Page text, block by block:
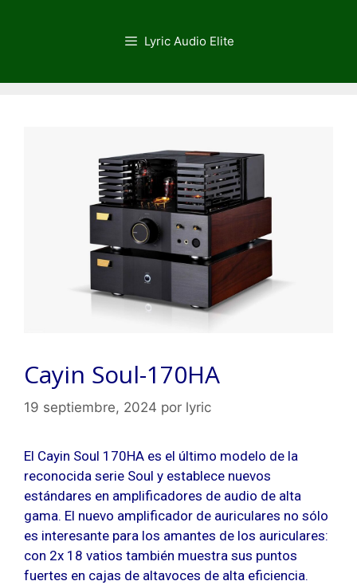
Lyric Audio Elite
Cayin Soul-170HA
19 septiembre, 2024 por lyric
El Cayin Soul 170HA es el último modelo de la
reconocida serie Soul y establece nuevos
estándares en amplificadores de audio de alta
gama. El nuevo amplificador de auriculares no sólo
es interesante para los amantes de los auriculares:
con 2x 18 vatios también muestra sus puntos
fuertes en cajas de altavoces de alta eficiencia.